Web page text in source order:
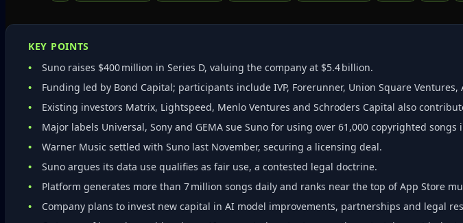
KEY POINTS
Suno raises $400 million in Series D, valuing the company at $5.4 billion.
Funding led by Bond Capital; participants include IVP, Forerunner, Union Square Ventures,
Existing investors Matrix, Lightspeed, Menlo Ventures and Schroders Capital also
Major labels Universal, Sony and GEMA sue Suno for using over 61,000 copyrighted
Warner Music settled with Suno last November, securing a licensing deal.
Suno argues its data use qualifies as fair use, a contested legal doctrine.
Platform generates more than 7 million songs daily and ranks near the top of App Store
Company plans to invest new capital in AI model improvements, partnerships and legal